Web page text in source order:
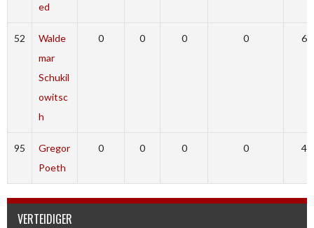
ed
52
Walde
mar
Schukil
owitsc
h
0 0 0 0 6
95
Gregor
Poeth
0 0 0 0 4
VERTEIDIGER